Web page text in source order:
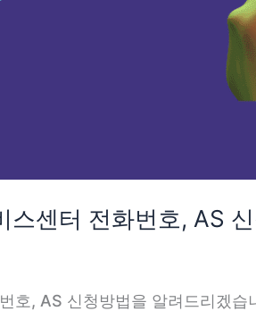
센터 전화번호, AS
호, AS 신청방법을 알려드리겠